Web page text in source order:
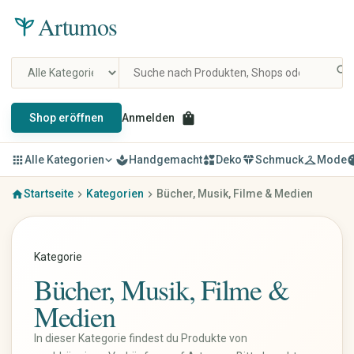
Artumos
search
Shop eröffnen Anmelden shopping_bag
appsAlle Kategorienexpand_more
Mode & Kleidung
Damenbekleidung
Kinderbekleidung
Taschen & Rucksäcke
Accessoires
Uhren & Schmuck
Vintage & Designer
Schmuck
Schmucksets
Broschen
Fußkettchen
spaHandgemachtinterestsDekodiamondSchmuckcheckroomMode
homeStartseite chevron_right Kategorien chevron_right Bücher, Musik, Filme & Medien
Kategorie
Bücher, Musik, Filme &
Medien
In dieser Kategorie findest du Produkte von